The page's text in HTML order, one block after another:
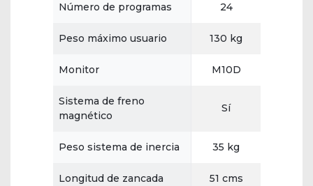
Número de programas 24
Peso máximo usuario 130 kg
Monitor M10D
Sistema de freno
magnético
Sí
Peso sistema de inercia 35 kg
Longitud de zancada 51 cms